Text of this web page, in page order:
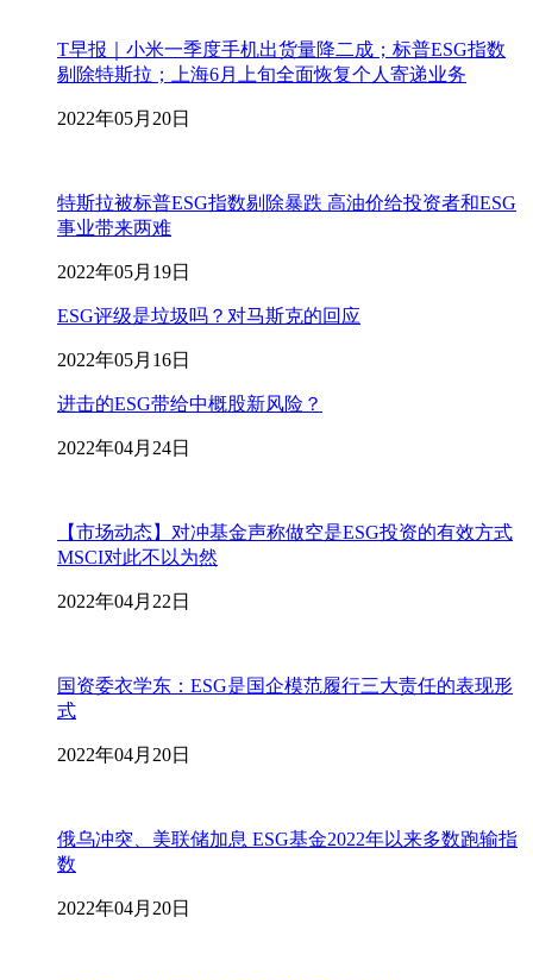
T早报｜小米一季度手机出货量降二成；标普ESG指数
剔除特斯拉；上海6月上旬全面恢复个人寄递业务
2022年05月20日
特斯拉被标普ESG指数剔除暴跌 高油价给投资者和ESG
事业带来两难
2022年05月19日
ESG评级是垃圾吗？对马斯克的回应
2022年05月16日
进击的ESG带给中概股新风险？
2022年04月24日
【市场动态】对冲基金声称做空是ESG投资的有效方式
MSCI对此不以为然
2022年04月22日
国资委衣学东：ESG是国企模范履行三大责任的表现形
式
2022年04月20日
俄乌冲突、美联储加息 ESG基金2022年以来多数跑输指
数
2022年04月20日